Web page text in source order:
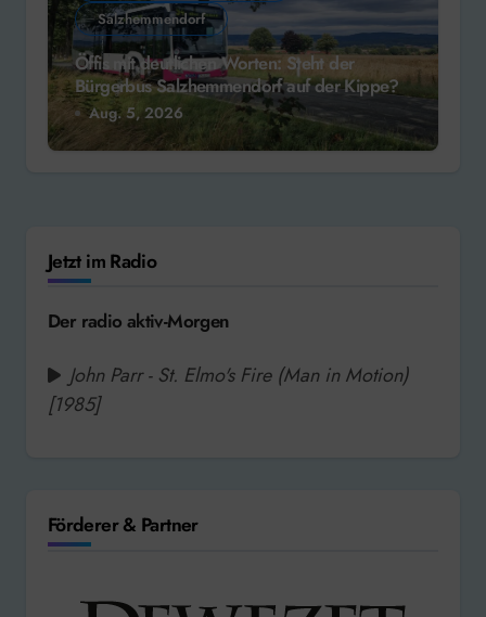
Salzhemmendorf
Öffis mit deutlichen Worten: Steht der
Bürgerbus Salzhemmendorf auf der Kippe?
Aug. 5, 2026
Jetzt im Radio
Der radio aktiv-Morgen
John Parr - St. Elmo's Fire (Man in Motion)
[1985]
Förderer & Partner